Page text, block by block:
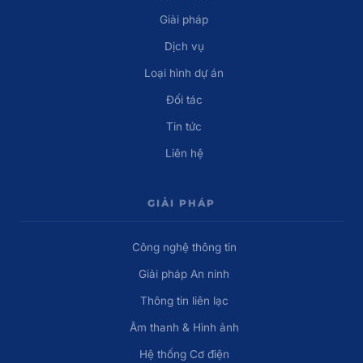
Giải pháp
Dịch vụ
Loại hình dự án
Đối tác
Tin tức
Liên hệ
GIẢI PHÁP
Công nghệ thông tin
Giải pháp An ninh
Thông tin liên lạc
Âm thanh & Hình ảnh
Hệ thống Cơ điện